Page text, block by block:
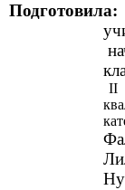
Подготовила:
II